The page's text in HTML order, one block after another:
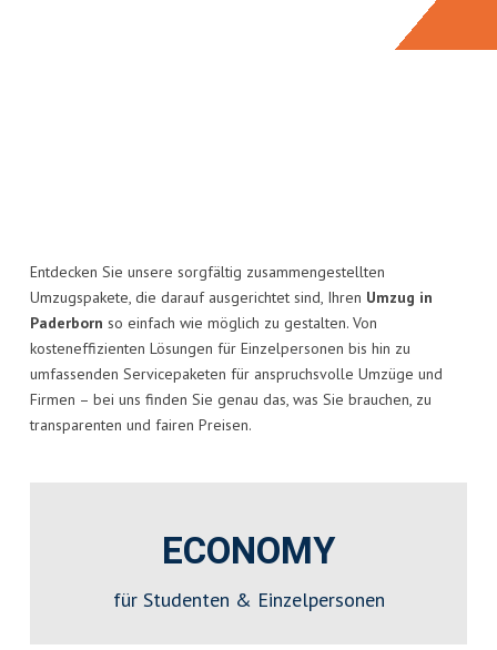
Entdecken Sie unsere sorgfältig zusammengestellten
Umzugspakete, die darauf ausgerichtet sind, Ihren Umzug in
Paderborn so einfach wie möglich zu gestalten. Von
kosteneffizienten Lösungen für Einzelpersonen bis hin zu
umfassenden Servicepaketen für anspruchsvolle Umzüge und
Firmen – bei uns finden Sie genau das, was Sie brauchen, zu
transparenten und fairen Preisen.
ECONOMY
für Studenten & Einzelpersonen